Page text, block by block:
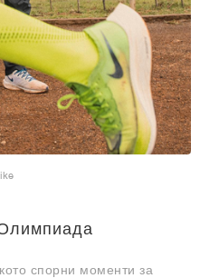
спорни моменти за